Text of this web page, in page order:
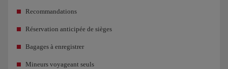
Recommandations
Réservation anticipée de sièges
Bagages à enregistrer
Mineurs voyageant seuls